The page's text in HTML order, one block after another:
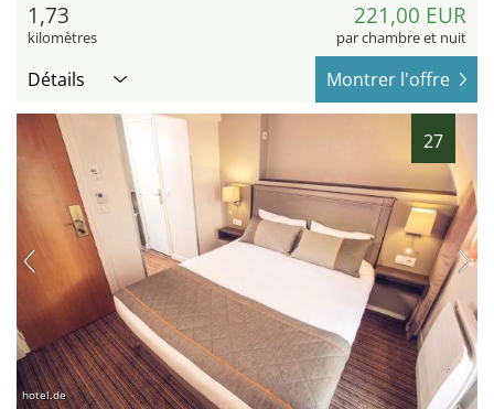
1,73
kilomètres
221,00 EUR
par chambre et nuit
Détails Montrer l'offre
27
hotel.de